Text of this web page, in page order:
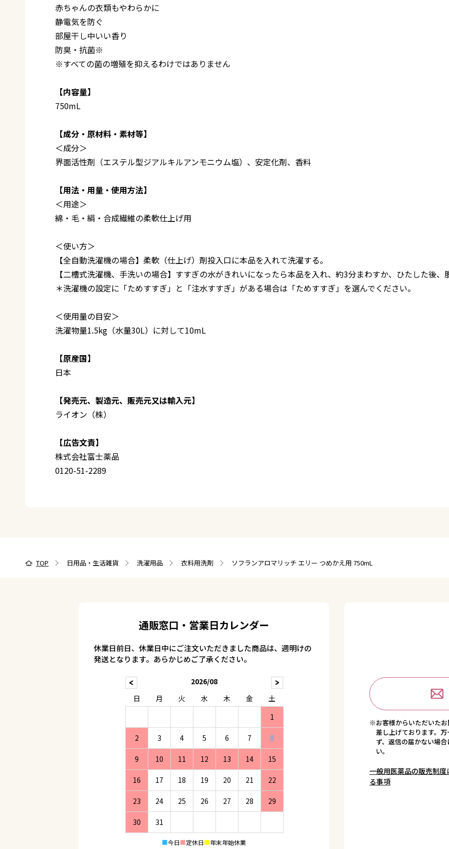
赤ちゃんの衣類もやわらかに
静電気を防ぐ
部屋干し中いい香り
防臭・抗菌※
※すべての菌の増殖を抑えるわけではありません
【内容量】
750mL
【成分・原材料・素材等】
＜成分＞
界面活性剤（エステル型ジアルキルアンモニウム塩）、安定化剤、香料
【用法・用量・使用方法】
＜用途＞
綿・毛・絹・合成繊維の柔軟仕上げ用
＜使い方＞
【全自動洗濯機の場合】柔軟（仕上げ）剤投入口に本品を入れて洗濯する。
【二槽式洗濯機、手洗いの場合】すすぎの水がきれいになったら本品を入れ、約3分まわすか、ひたした後、
＊洗濯機の設定に「ためすすぎ」と「注水すすぎ」がある場合は「ためすすぎ」を選んでください。
＜使用量の目安＞
洗濯物量1.5kg（水量30L）に対して10mL
【原産国】
日本
【発売元、製造元、販売元又は輸入元】
ライオン（株）
【広告文責】
株式会社富士薬品
0120-51-2289
TOP 日用品・生活雑貨 洗濯用品 衣料用洗剤 ソフランアロマリッチ エリー つめかえ用 750mL
通販窓口・営業日カレンダー
休業日前日、休業日中にご注文いただきました商品は、週明けの
発送となります。あらかじめご了承ください。
2026/08
日
月 火 水 木 金
土
1
2 3 4 5 6 7 8
9 10 11 12 13 14 15
16 17 18 19 20 21 22
23 24 25 26 27 28 29
30 31
■今日■定休日■年末年始休業
※お客様からいただいた
差し上げております。
ず、返信の届かない場
い。
一般用医薬品の販売制
る事項